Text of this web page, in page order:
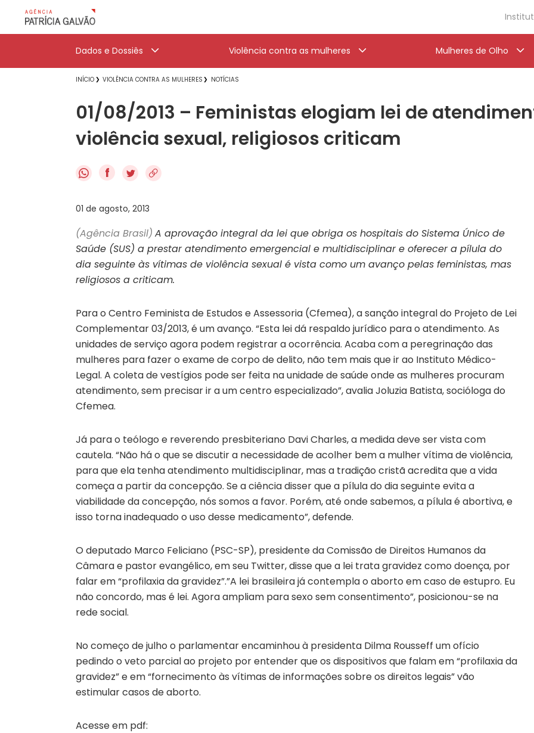
Dados e Dossiês Violência contra as mulheres Mulheres de Olho
INÍCIO VIOLÊNCIA CONTRA AS MULHERES NOTÍCIAS
01/08/2013 – Feministas elogiam lei de
violência sexual, religiosos criticam
f
01 de agosto, 2013
(Agência Brasil) A aprovação integral da lei que obriga os hospitais do Sistema Único de
Saúde (SUS) a prestar atendimento emergencial e multidisciplinar e oferecer a pílula do
dia seguinte às vítimas de violência sexual é vista como um avanço pelas feministas, mas
religiosos a criticam.
Para o Centro Feminista de Estudos e Assessoria (Cfemea), a sanção integral do Projeto de Lei
Complementar 03/2013, é um avanço. “Esta lei dá respaldo jurídico para o atendimento. As
unidades de serviço agora podem registrar a ocorrência. Acaba com a peregrinação das
mulheres para fazer o exame de corpo de delito, não tem mais que ir ao Instituto Médico-
Legal. A coleta de vestígios pode ser feita na unidade de saúde onde as mulheres procuram
atendimento, sem precisar ir a um centro especializado”, avalia Joluzia Batista, socióloga do
Cfemea.
Já para o teólogo e reverendo presbiteriano Davi Charles, a medida deve ser vista com
cautela. “Não há o que se discutir a necessidade de acolher bem a mulher vítima de violência,
para que ela tenha atendimento multidisciplinar, mas a tradição cristã acredita que a vida
começa a partir da concepção. Se a ciência disser que a pílula do dia seguinte evita a
viabilidade da concepção, nós somos a favor. Porém, até onde sabemos, a pílula é abortiva, e
isso torna inadequado o uso desse medicamento”, defende.
O deputado Marco Feliciano (PSC-SP), presidente da Comissão de Direitos Humanos da
Câmara e pastor evangélico, em seu Twitter, disse que a lei trata gravidez como doença, por
falar em “profilaxia da gravidez”.”A lei brasileira já contempla o aborto em caso de estupro. Eu
não concordo, mas é lei. Agora ampliam para sexo sem consentimento”, posicionou-se na
rede social.
No começo de julho o parlamentar encaminhou à presidenta Dilma Rousseff um ofício
pedindo o veto parcial ao projeto por entender que os dispositivos que falam em “profilaxia da
gravidez” e em “fornecimento às vítimas de informações sobre os direitos legais” vão
estimular casos de aborto.
Acesse em pdf: